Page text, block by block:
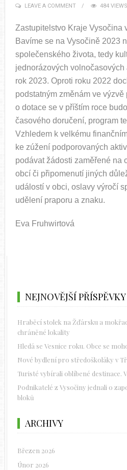
LEAVE A COMMENT
484 VIEWS
Zastupitelstvo Kraje Vysočina
Bavíme se na Vysočině 2023
společenského života, tedy
jednorázových
rok 2023. Oproti roku 2022
podstatným změnám ve výzvě
o dotace se v příštím roce
časového doručení, program
Vzhledem k velkému
ke zúžení podporovaných
podávat žádosti zaměřené na
obcí či připomenutí jiných
událostí v obci, oslavy výročí
udělení praporu a znaku.
Eva Fruhwirtová
NEJNOVĚJŠÍ PŘÍSPĚVKY
Hraběcí stolek na Žďársku a
chráněné lokality
Hledá se Vesnice roku. Obce se
Nové bydlení pro středoškoláky v
Turisté vybírali oblíbené destinace.
Podnikatelé z Vysočiny jednali o
bloků
ARCHIVY
Březen 2026
Únor 2026